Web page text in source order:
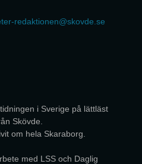
redaktionen@skovde.se
i Sverige på lättläst
Skövde.
om hela Skaraborg.
med LSS och Daglig